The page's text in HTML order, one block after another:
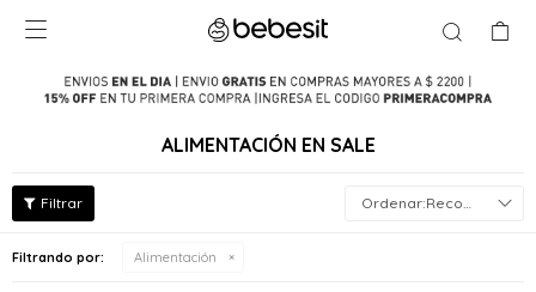

ALIMENTACIÓN EN SALE
Recomendados
Filtrando por: Alimentación